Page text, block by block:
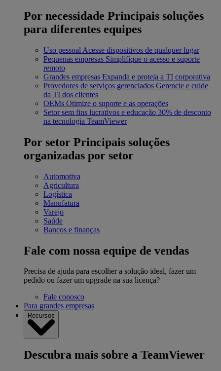
Por necessidade Principais soluções
para diferentes equipes
Uso pessoal Acesse dispositivos de qualquer lugar
Pequenas empresas Simplifique o acesso e suporte
remoto
Grandes empresas Expanda e proteja a TI corporativa
Provedores de serviços gerenciados Gerencie e cuide
da TI dos clientes
OEMs Otimize o suporte e as operações
Setor sem fins lucrativos e educação 30% de desconto
na tecnologia TeamViewer
Por setor Principais soluções
organizadas por setor
Automotiva
Agricultura
Logística
Manufatura
Varejo
Saúde
Bancos e finanças
Fale com nossa equipe de vendas
Precisa de ajuda para escolher a solução ideal, fazer um
pedido ou fazer um upgrade na sua licença?
Fale conosco
Para grandes empresas
Recursos
Descubra mais sobre a TeamViewer